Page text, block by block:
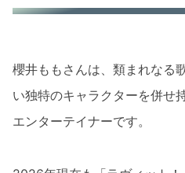
櫻井ももさんは、類まれなる
い独特のキャラクターを併せ
エンターテイナーです。